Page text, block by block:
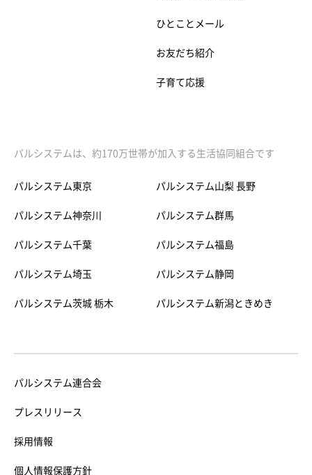
ひとことメール
お友だち紹介
子育て応援
パルシステムは、約170万世帯が加入する生活協同組合です
パルシステム東京
パルシステム神奈川
パルシステム千葉
パルシステム埼玉
パルシステム茨城 栃木
パルシステム山梨 長野
パルシステム群馬
パルシステム福島
パルシステム静岡
パルシステム新潟ときめき
パルシステム連合会
プレスリリース
採用情報
個人情報保護方針